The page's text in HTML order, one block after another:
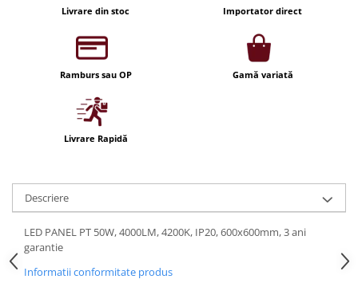
Iluminat festiv
Fotosenzori si Senzori de miscare
Sina Magnetica Slim LIMBO
Iluminat decorativ de Craciun
Livrare din stoc Importator direct
Ramburs sau OP Gamă variată
Livrare Rapidă
Descriere
LED PANEL PT 50W, 4000LM, 4200K, IP20, 600x600mm, 3 ani
garantie
Informatii conformitate produs